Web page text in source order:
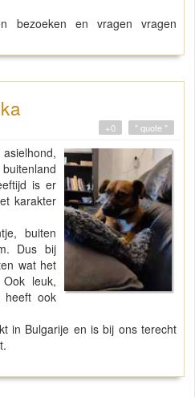
bezoeken en vragen vragen
" quote "
+0
is er
karakter
buiten
Dus bij
wat het
leuk,
heeft ook
in Bulgarije en is bij ons terecht